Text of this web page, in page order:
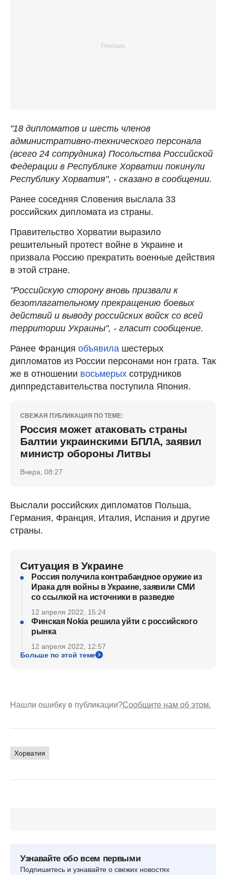
"18 дипломатов и шесть членов
административно-технического персонала
(всего 24 сотрудника) Посольства Российской
Федерации в Республике Хорватии покинули
Республику Хорватия", - сказано в сообщении.
Ранее соседняя Словения выслала 33
российских дипломата из страны.
Правительство Хорватии выразило
решительный протест войне в Украине и
призвала Россию прекратить военные действия
в этой стране.
"Российскую сторону вновь призвали к
безотлагательному прекращению боевых
действий и выводу российских войск со всей
территории Украины", - гласит сообщение.
Ранее Франция объявила шестерых
дипломатов из России персонами нон грата. Так
же в отношении восьмерых сотрудников
диппредставительства поступила Япония.
СВЕЖАЯ ПУБЛИКАЦИЯ ПО ТЕМЕ:
Россия может атаковать страны
Балтии украинскими БПЛА, заявил
министр обороны Литвы
Вчера, 08:27
Выслали российских дипломатов Польша,
Германия, Франция, Италия, Испания и другие
страны.
Ситуация в Украине
Россия получила контрабандное оружие из
Ирака для войны в Украине, заявили СМИ
со ссылкой на источники в разведке
12 апреля 2022, 15:24
Финская Nokia решила уйти с российского
рынка
12 апреля 2022, 12:57
Больше по этой теме
Нашли ошибку в публикации?Сообщите нам об этом.
Хорватия
Узнавайте обо всем первыми
Подпишитесь и узнавайте о свежих новостях